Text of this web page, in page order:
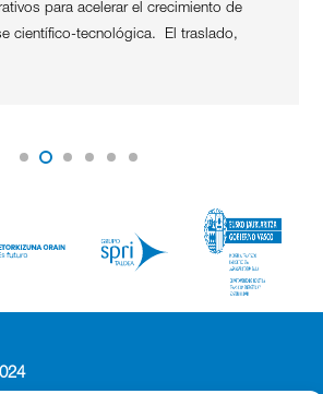
para acelerar el crecimiento de
científico-tecnológica. El traslado,